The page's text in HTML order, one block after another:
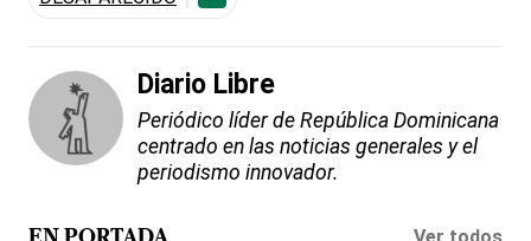
Diario Libre
Periódico líder de República Dominicana
centrado en las noticias generales y el
periodismo innovador.